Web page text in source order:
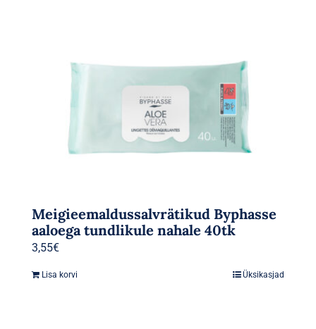
Meigieemaldussalvrätikud Byphasse
aaloega tundlikule nahale 40tk
3,55€
Lisa korvi Üksikasjad